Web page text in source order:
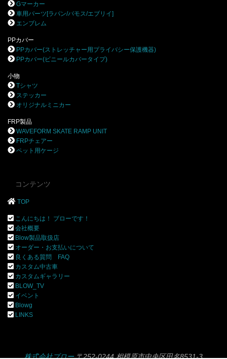
Gマーカー
車用パーツ[ラパン/バモス/エブリイ]
エンブレム
PPカバー
PPカバー(ストレッチャー用プライバシー保護機器)
PPカバー(ビニールカバータイプ)
小物
Tシャツ
ステッカー
オリジナルミニカー
FRP製品
WAVEFORM SKATE RAMP UNIT
FRPチェアー
ペット用ケージ
コンテンツ
TOP
こんにちは！ ブローです！
会社概要
Blow製品取扱店
オーダー・お支払いについて
良くある質問 FAQ
カスタム中古車
カスタムギャラリー
BLOW_TV
イベント
Blowg
LINKS
株式会社ブロー〒252-0244 相模原市中央区田名8531-3